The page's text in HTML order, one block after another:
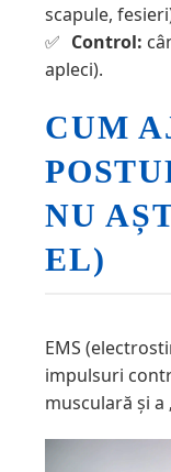
scapule,
Control:
apleci).
CUM
NU
EL)
EMS
impulsuri
musculară și a